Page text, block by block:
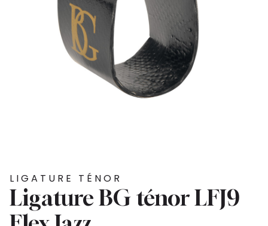
LIGATURE TÉNOR
Ligature BG ténor LFJ9